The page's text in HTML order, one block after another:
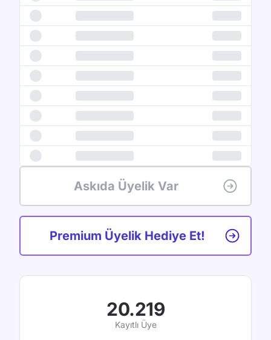
Askıda Üyelik Var
Premium Üyelik Hediye Et!
20.219
Kayıtlı Üye